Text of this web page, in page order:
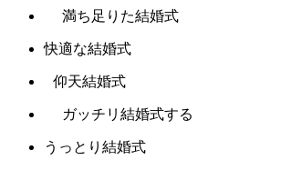
満ち足りた結婚式
快適な結婚式
仰天結婚式
ガッチリ結婚式する
うっとり結婚式